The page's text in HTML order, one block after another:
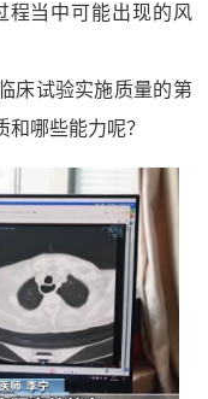
程当中可能出现的风
床试验实施质量的第
哪些能力呢？